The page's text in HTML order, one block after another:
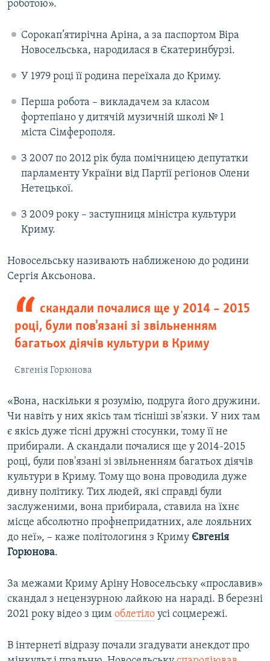
роботою».
Сорокап’ятирічна Аріна, а за паспортом Віра
Новосельська, народилася в Єкатеринбурзі.
У 1979 році її родина переїхала до Криму.
Перша робота – викладачем за класом
фортепіано у дитячій музичній школі № 1
міста Сімферополя.
З 2007 по 2012 рік була помічницею депутатки
парламенту України від Партії регіонов Олени
Нетецької.
З 2009 року – заступниця міністра культури
Криму.
Новосельську називають наближеною до родини
Сергія Аксьонова.
скандали почалися ще у 2014 – 2015
році, були пов'язані зі звільненням
багатьох діячів культури в Криму
Євгенія Горюнова
«Вона, наскільки я розумію, подруга його дружини.
Чи навіть у них якісь там тісніші зв'язки. У них там
є якісь дуже тісні дружні стосунки, тому її не
прибирали. А скандали почалися ще у 2014-2015
році, були пов'язані зі звільненням багатьох діячів
культури в Криму. Тому що вона проводила дуже
дивну політику. Тих людей, які справді були
заслуженими, вона прибирала, ставила на їхнє
місце абсолютно профнепридатних, але лояльних
до неї», – каже політологиня з Криму Євгенія
Горюнова.
За межами Криму Аріну Новосельську «прославив»
скандал з нецензурною лайкою на нараді. В березні
2021 року відео з цим облетіло усі соцмережі.
В інтернеті відразу почали згадувати анекдот про